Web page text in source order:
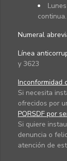
continua.
Numeral
Línea
y 3623
Inconformidad
Si necesita
ofrecidos por
PQRSDF por
Si quiere
denuncia o
atención de